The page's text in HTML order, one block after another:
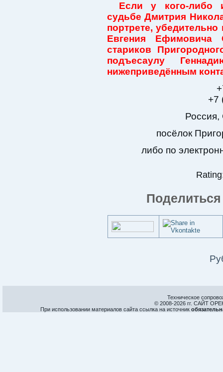
Если у кого-либо
судьбе Дмитрия
портрете,
Евгения Ефимовича
стариков
подъесаулу
нижеприведённым
+7
Россия,
посёлок
либо по
Техническое
© 2008-2026 гг. САЙТ
При использовании материалов сайта ссылка на источник